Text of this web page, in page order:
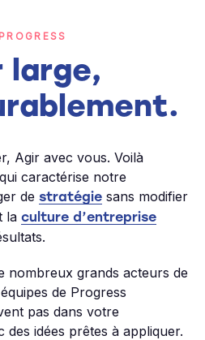
large,
Agir avec vous. Voilà
caractérise notre
destratégie sans modifier
laculture d’entreprise
nombreux grands acteurs de
de Progress
pas dans votre
des idées prêtes à appliquer.